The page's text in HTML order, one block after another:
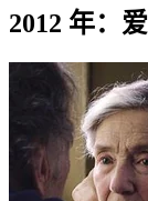
2012 年：爱